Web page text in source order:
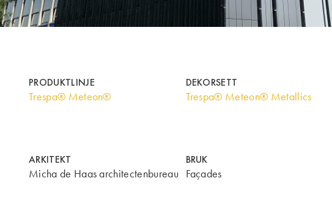
PRODUKTLINJE
Trespa® Meteon®
DEKORSETT
Trespa® Meteon® Metallics
ARKITEKT
Micha de Haas architectenbureau
BRUK
Façades